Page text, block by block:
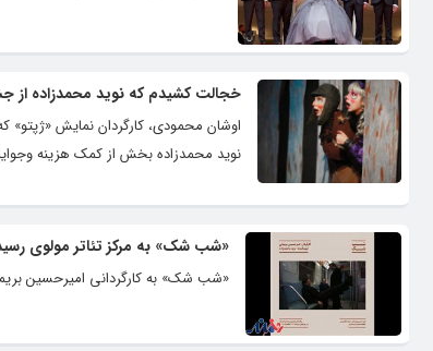
خجالت کشیدم که نوید محمدزاده از
اوشان محمودی، کارگردان نمایش «ژپتو»
نوید محمدزاده بخش از کمک هزینه
«شب شک» به مرکز تئاتر مولوی
«شب شک» به کارگردانی امیرحسین